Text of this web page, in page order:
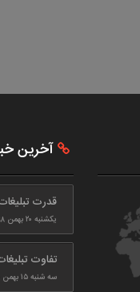
آخرین
قدرت
یکشنبه ۲۰ بهمن ۹۸
تفاوت
سه شنبه ۱۵ بهمن ۹۸